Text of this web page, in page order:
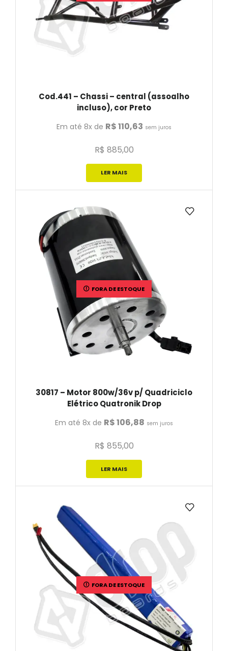
Cod.441 – Chassi – central (assoalho
incluso), cor Preto
Em até 8x de R$110,63 sem juros
R$ 885,00
LER MAIS
FORA DE ESTOQUE
30817 – Motor 800w/36v p/ Quadriciclo
Elétrico Quatronik Drop
Em até 8x de R$106,88 sem juros
R$ 855,00
LER MAIS
FORA DE ESTOQUE